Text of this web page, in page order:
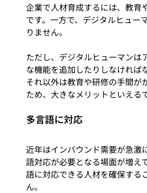
企業で人材育成するには、教育
です。一方で、デジタルヒュー
りません。
ただし、デジタルヒューマンは
な機能を追加したりしなければ
それ以外は教育や研修の手間が
多言語に対応
近年はインバウンド需要が急激
語対応が必要となる場面が増え
語に対応できる人材を確保する
ん。